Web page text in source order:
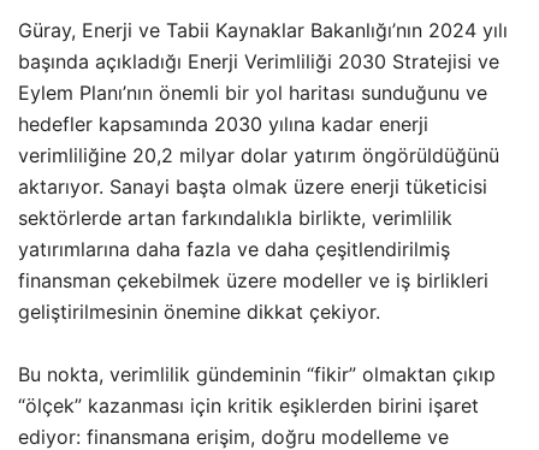
Güray, Enerji ve Tabii Kaynaklar Bakanlığı’nın 2024 yılı
başında açıkladığı Enerji Verimliliği 2030 Stratejisi ve
Eylem Planı’nın önemli bir yol haritası sunduğunu ve
hedefler kapsamında 2030 yılına kadar enerji
verimliliğine 20,2 milyar dolar yatırım öngörüldüğünü
aktarıyor. Sanayi başta olmak üzere enerji tüketicisi
sektörlerde artan farkındalıkla birlikte, verimlilik
yatırımlarına daha fazla ve daha çeşitlendirilmiş
finansman çekebilmek üzere modeller ve iş birlikleri
geliştirilmesinin önemine dikkat çekiyor.
Bu nokta, verimlilik gündeminin “fikir” olmaktan çıkıp
“ölçek” kazanması için kritik eşiklerden birini işaret
ediyor: finansmana erişim, doğru modelleme ve